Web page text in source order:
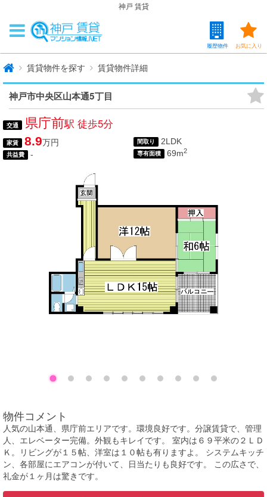
神戸 賃貸
お気に入り
履歴物件
賃貸物件を探す 賃貸物件詳細
神戸市中央区山本通5丁目
交通 県庁前駅 徒歩5分
家賃 8.9万円
共益費 -
間取り 2LDK
専有面積 69m2
物件コメント
人気の山本通、県庁前エリアです。環境良好です。分譲賃貸で、管理
人、エレベーター完備。外観もキレイです。 室内は６９平米の２ＬＤ
Ｋ。リビングが１５帖、洋室は１０帖も有りますよ。 システムキッチ
ン、各部屋にエアコンが付いて、日当たりも良好です。 この広さで、
礼金が１ヶ月は驚きです。